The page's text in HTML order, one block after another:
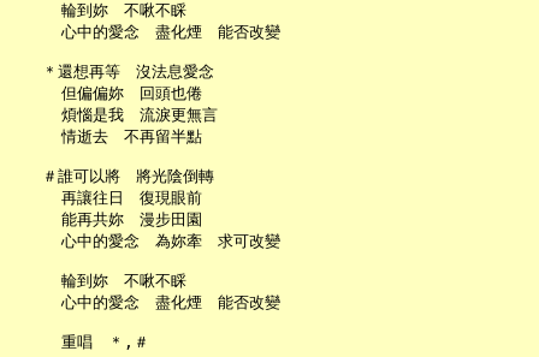
     輪到妳　不啾不睬
     心中的愛念　盡化煙　能否改變
   ＊還想再等　沒法息愛念
     但偏偏妳　回頭也倦
     煩惱是我　流淚更無言
     情逝去　不再留半點
   ＃誰可以將　將光陰倒轉
     再讓往日　復現眼前
     能再共妳　漫步田園
     心中的愛念　為妳牽　求可改變
     輪到妳　不啾不睬
     心中的愛念　盡化煙　能否改變